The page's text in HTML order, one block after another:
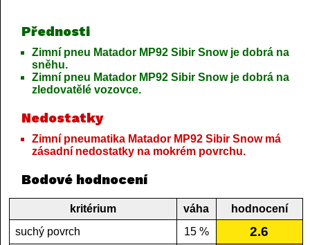
Přednosti
Zimní pneu Matador MP92 Sibir Snow je dobrá na
sněhu.
Zimní pneu Matador MP92 Sibir Snow je dobrá na
zledovatělé vozovce.
Nedostatky
Zimní pneumatika Matador MP92 Sibir Snow má
zásadní nedostatky na mokrém povrchu.
Bodové hodnocení
kritérium váha
hodnocení
suchý povrch
15 % 2.6